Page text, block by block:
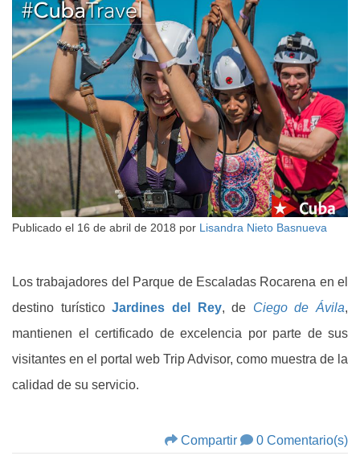
Publicado el 16 de abril de 2018 por Lisandra Nieto Basnueva
Los trabajadores del Parque de Escaladas Rocarena en el
destino turísticoJardines del Rey, de Ciego de Ávila,
mantienen el certificado de excelencia por parte de sus
visitantes en el portal web Trip Advisor, como muestra de la
calidad de su servicio.
Compartir 0 Comentario(s)